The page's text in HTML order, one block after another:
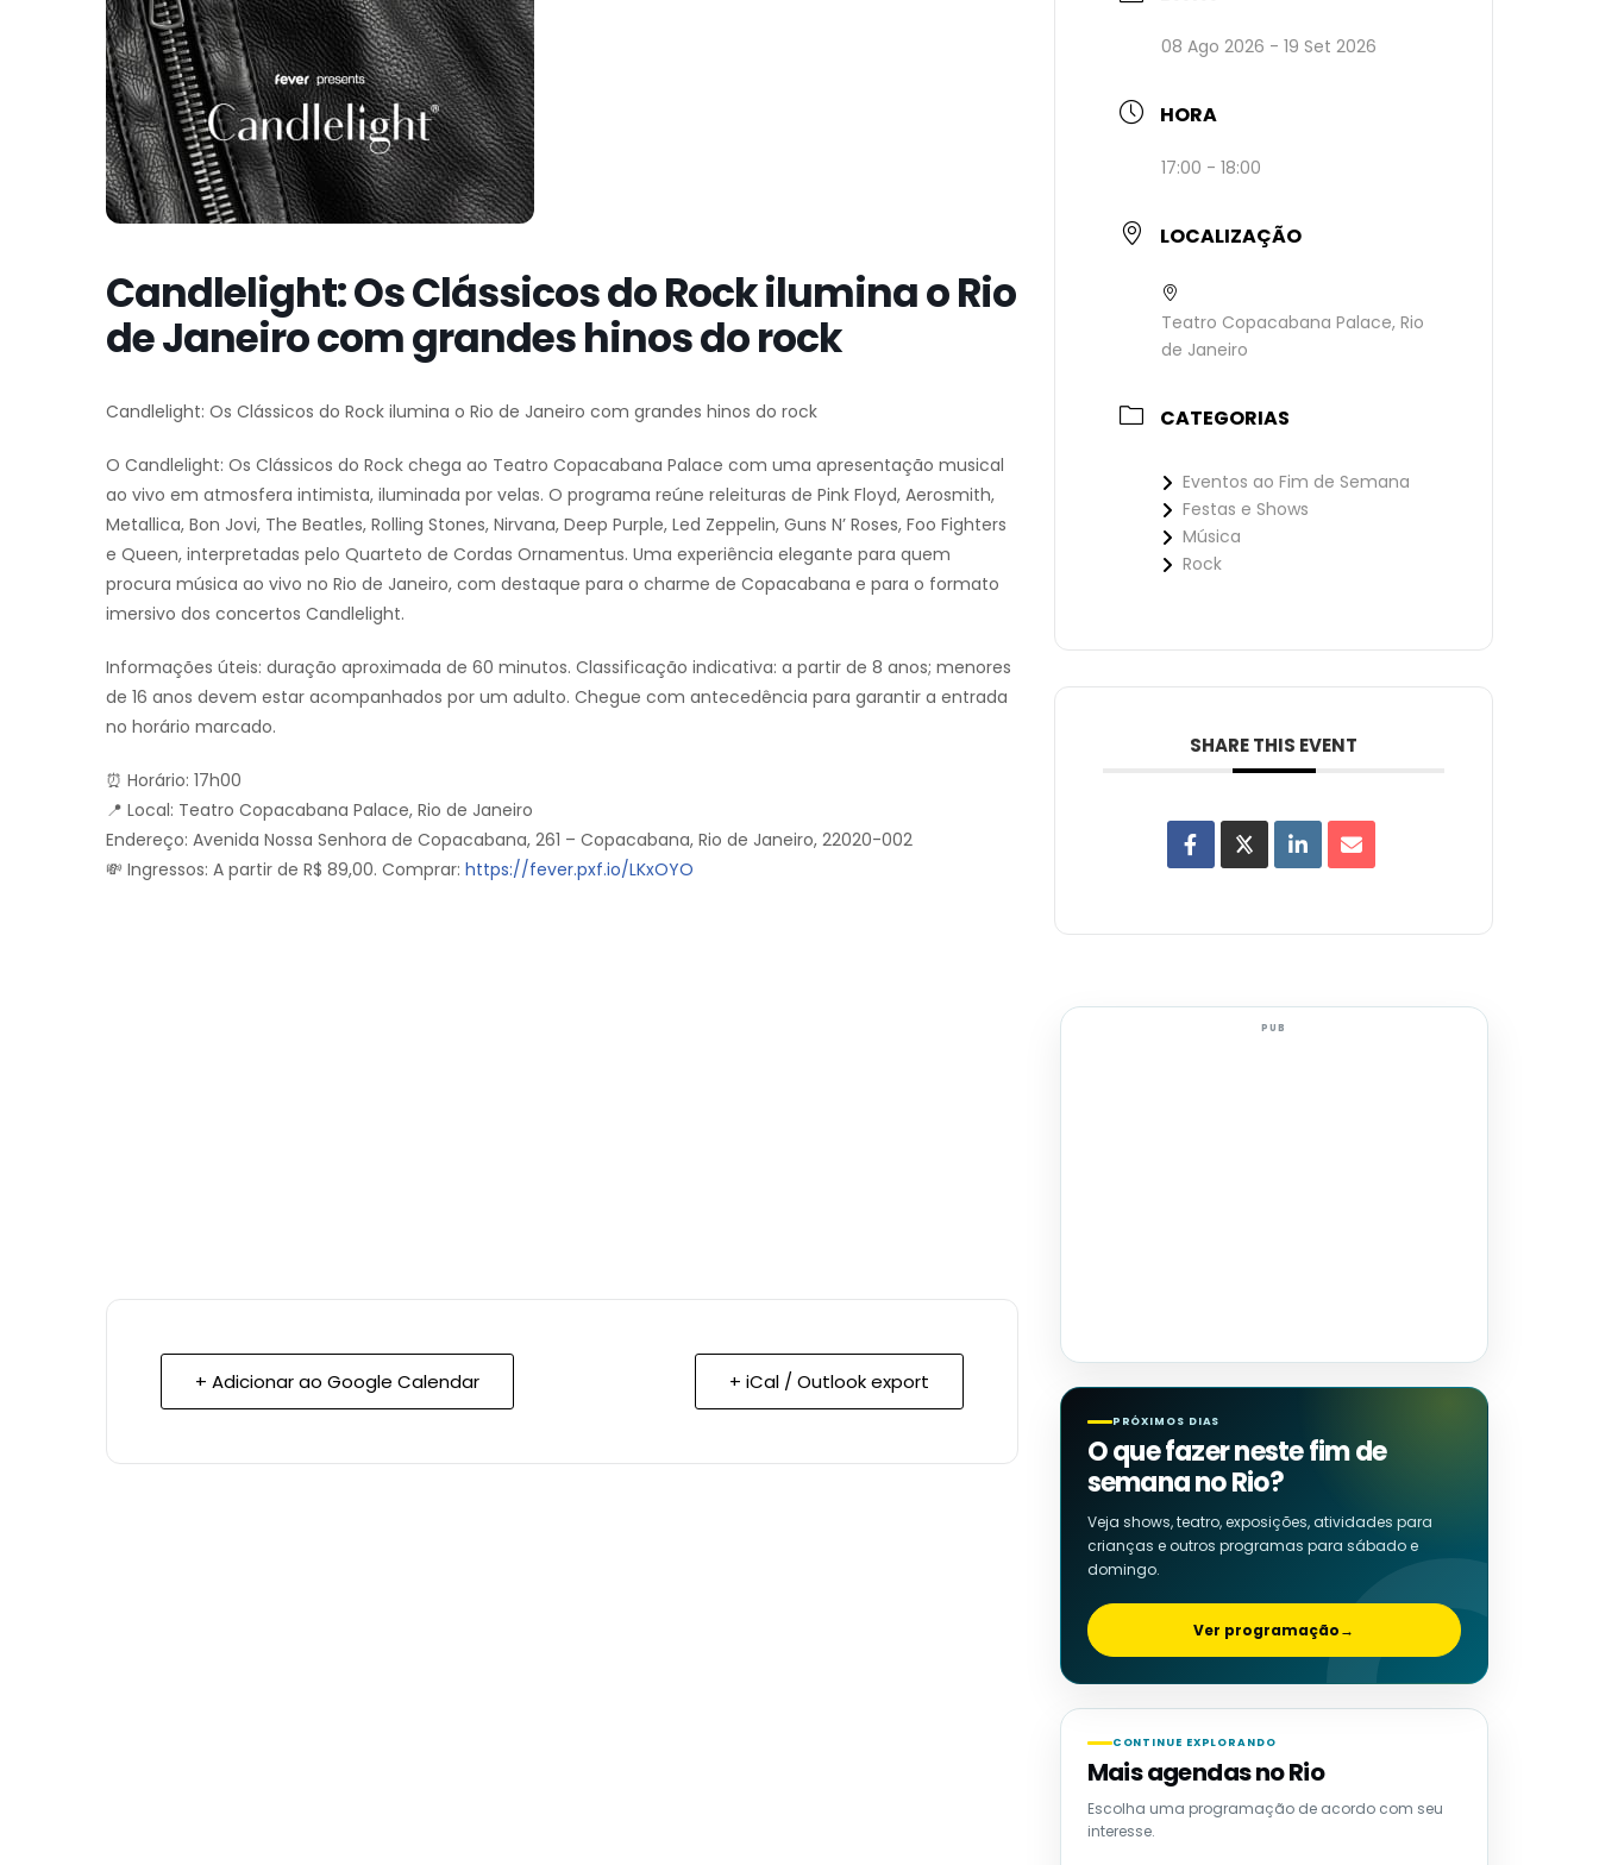
Candlelight: Os Clássicos do Rock ilumina o Rio
de Janeiro com grandes hinos do rock
Candlelight: Os Clássicos do Rock ilumina o Rio de Janeiro com grandes hinos do rock
O Candlelight: Os Clássicos do Rock chega ao Teatro Copacabana Palace com uma apresentação musical
ao vivo em atmosfera intimista, iluminada por velas. O programa reúne releituras de Pink Floyd, Aerosmith,
Metallica, Bon Jovi, The Beatles, Rolling Stones, Nirvana, Deep Purple, Led Zeppelin, Guns N’ Roses, Foo Fighters
e Queen, interpretadas pelo Quarteto de Cordas Ornamentus. Uma experiência elegante para quem
procura música ao vivo no Rio de Janeiro, com destaque para o charme de Copacabana e para o formato
imersivo dos concertos Candlelight.
Informações úteis: duração aproximada de 60 minutos. Classificação indicativa: a partir de 8 anos; menores
de 16 anos devem estar acompanhados por um adulto. Chegue com antecedência para garantir a entrada
no horário marcado.
⏰ Horário: 17h00
📍 Local: Teatro Copacabana Palace, Rio de Janeiro
Endereço: Avenida Nossa Senhora de Copacabana, 261 – Copacabana, Rio de Janeiro, 22020-002
💸 Ingressos: A partir de R$ 89,00. Comprar: https://fever.pxf.io/LKxOYO
+ Adicionar ao Google Calendar + iCal / Outlook export
08 Ago 2026 - 19 Set 2026
HORA
17:00 - 18:00
LOCALIZAÇÃO
Teatro Copacabana Palace, Rio
de Janeiro
CATEGORIAS
Eventos ao Fim de Semana
Festas e Shows
Música
Rock
SHARE THIS EVENT
PUB
PRÓXIMOS DIAS
O que fazer neste fim de
semana no Rio?
Veja shows, teatro, exposições, atividades para
crianças e outros programas para sábado e
domingo.
Ver programação→
CONTINUE EXPLORANDO
Mais agendas no Rio
Escolha uma programação de acordo com seu
interesse.